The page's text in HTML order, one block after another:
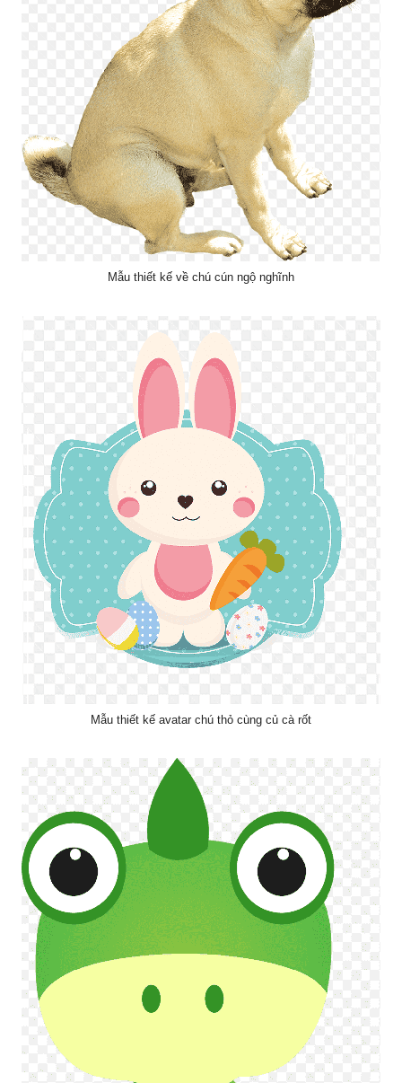
Mẫu thiết kế về chú cún ngộ nghĩnh
Mẫu thiết kế avatar chú thỏ cùng củ cà rốt